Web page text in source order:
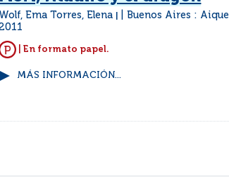
Wolf, Ema Torres, Elena Buenos Aires : Aique
| En formato papel.
MÁS INFORMACIÓN...